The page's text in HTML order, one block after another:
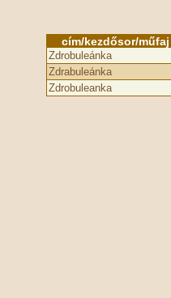
cím/kezdősor/műfaj
Zdrobuleánka
Zdrabuleánka
Zdrobuleanka